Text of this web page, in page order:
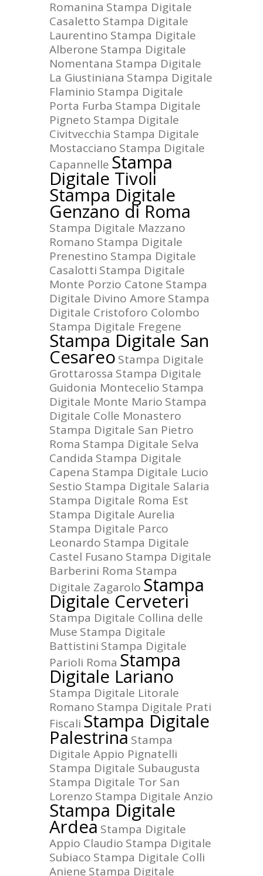
Romanina Stampa Digitale
Casaletto Stampa Digitale
Laurentino Stampa Digitale
Alberone Stampa Digitale
Nomentana Stampa Digitale
La Giustiniana Stampa Digitale
Flaminio Stampa Digitale
Porta Furba Stampa Digitale
Pigneto Stampa Digitale
Civitvecchia Stampa Digitale
Mostacciano Stampa Digitale
Capannelle Stampa
Digitale Tivoli
Stampa Digitale
Genzano di Roma
Stampa Digitale Mazzano
Romano Stampa Digitale
Prenestino Stampa Digitale
Casalotti Stampa Digitale
Monte Porzio Catone Stampa
Digitale Divino Amore Stampa
Digitale Cristoforo Colombo
Stampa Digitale Fregene
Stampa Digitale San
Cesareo Stampa Digitale
Grottarossa Stampa Digitale
Guidonia Montecelio Stampa
Digitale Monte Mario Stampa
Digitale Colle Monastero
Stampa Digitale San Pietro
Roma Stampa Digitale Selva
Candida Stampa Digitale
Capena Stampa Digitale Lucio
Sestio Stampa Digitale Salaria
Stampa Digitale Roma Est
Stampa Digitale Aurelia
Stampa Digitale Parco
Leonardo Stampa Digitale
Castel Fusano Stampa Digitale
Barberini Roma Stampa
Digitale Zagarolo Stampa
Digitale Cerveteri
Stampa Digitale Collina delle
Muse Stampa Digitale
Battistini Stampa Digitale
Parioli Roma Stampa
Digitale Lariano
Stampa Digitale Litorale
Romano Stampa Digitale Prati
Fiscali Stampa Digitale
Palestrina Stampa
Digitale Appio Pignatelli
Stampa Digitale Subaugusta
Stampa Digitale Tor San
Lorenzo Stampa Digitale Anzio
Stampa Digitale
Ardea Stampa Digitale
Appio Claudio Stampa Digitale
Subiaco Stampa Digitale Colli
Aniene Stampa Digitale